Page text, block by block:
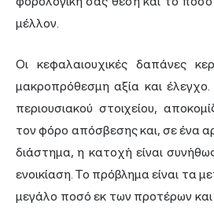
μέλλον.
Οι κεφαλαιουχικές δαπάνες
μακροπρόθεσμη αξία και έλεγχο.
περιουσιακού στοιχείου,
τον φόρο απόσβεσης και, σε ένα
διάστημα, η κατοχή είναι
ενοικίαση. Το πρόβλημα είναι τα
μεγάλο ποσό εκ των προτέρων και